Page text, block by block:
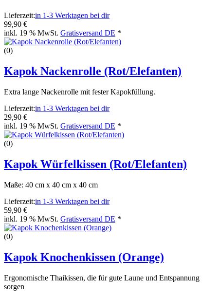
Lieferzeit:in 1-3 Werktagen bei dir
99,90 €
inkl. 19 % MwSt. Gratisversand DE *
(0)
Kapok Nackenrolle (Rot/Elefanten)
Extra lange Nackenrolle mit fester Kapokfüllung.
Lieferzeit:in 1-3 Werktagen bei dir
29,90 €
inkl. 19 % MwSt. Gratisversand DE *
(0)
Kapok Würfelkissen (Rot/Elefanten)
Maße: 40 cm x 40 cm x 40 cm
Lieferzeit:in 1-3 Werktagen bei dir
59,90 €
inkl. 19 % MwSt. Gratisversand DE *
(0)
Kapok Knochenkissen (Orange)
Ergonomische Thaikissen, die für gute Laune und Entspannung
sorgen